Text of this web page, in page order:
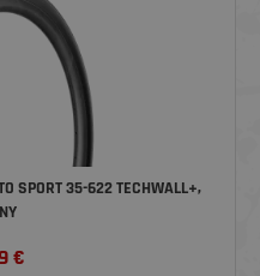
SPORT 35-622 TECHWALL+,
€